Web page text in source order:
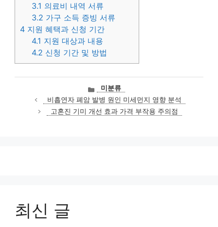
3.1 의료비 내역 서류
3.2 가구 소득 증빙 서류
4 지원 혜택과 신청 기간
4.1 지원 대상과 내용
4.2 신청 기간 및 방법
카
테
고
리
미분류
비흡연자 폐암 발병 원인 미세먼지 영향 분석
고혼진 기미 개선 효과 가격 부작용 주의점
최신 글